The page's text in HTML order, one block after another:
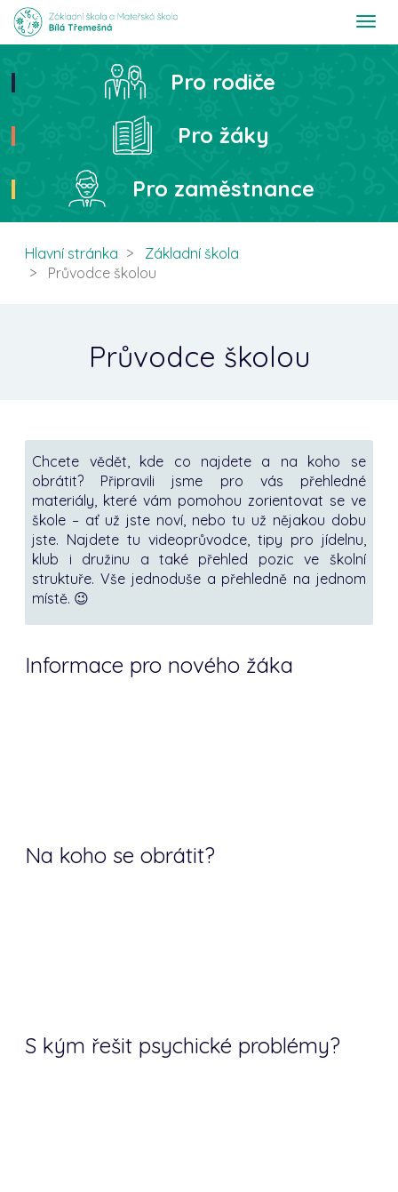
T
t
Hledat
Pro rodiče
Pro žáky
Pro zaměstnance
Hlavní stránka
Základní škola
Průvodce školou
Průvodce školou
Chcete vědět, kde co najdete a na koho se
obrátit? Připravili jsme pro vás přehledné
materiály, které vám pomohou zorientovat se ve
škole – ať už jste noví, nebo tu už nějakou dobu
jste. Najdete tu videoprůvodce, tipy pro jídelnu,
klub i družinu a také přehled pozic ve školní
struktuře. Vše jednoduše a přehledně na jednom
místě. 😉
Informace pro nového žáka
Na koho se obrátit?
S kým řešit psychické problémy?